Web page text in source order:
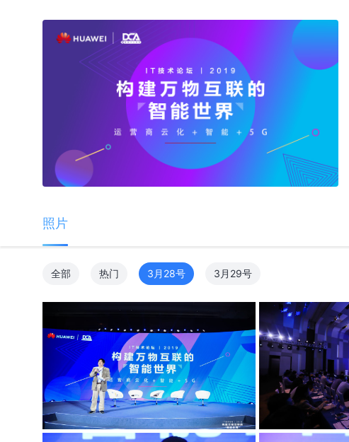
照片
全部 热门 3月28号 3月29号